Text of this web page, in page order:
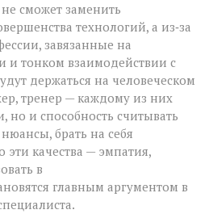
сможет заменить
технологий, а из‑за
завязанные на
и тонком взаимодействии с
держаться на человеческом
тренер — каждому из них
но и способность считывать
брать на себя
эти качества — эмпатия,
в
главным аргументом в